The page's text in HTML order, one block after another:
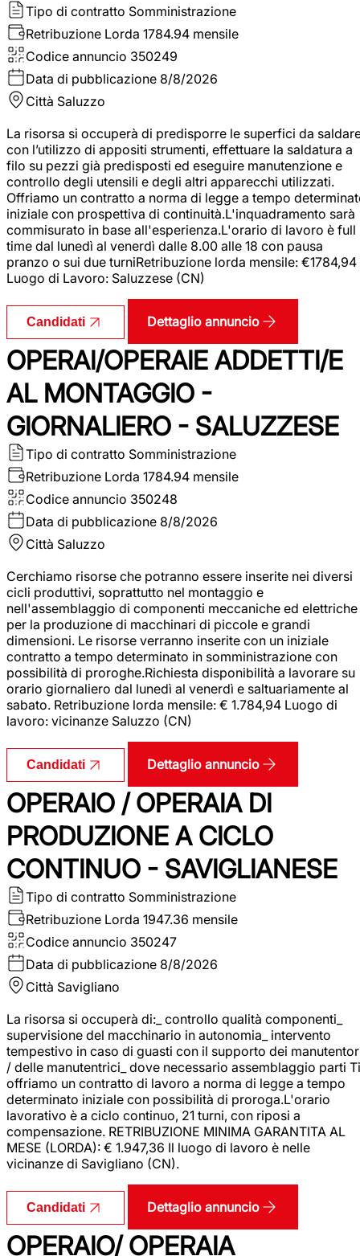
Tipo di contratto Somministrazione
Retribuzione Lorda 1784.94 mensile
Codice annuncio 350249
Data di pubblicazione 8/8/2026
Città Saluzzo
La risorsa si occuperà di predisporre le superfici da
con l’utilizzo di appositi strumenti, effettuare la saldatura a
filo su pezzi già predisposti ed eseguire manutenzione e
controllo degli utensili e degli altri apparecchi utilizzati.
Offriamo un contratto a norma di legge a tempo
iniziale con prospettiva di continuità.L'inquadramento sarà
commisurato in base all'esperienza.L'orario di lavoro è full
time dal lunedì al venerdì dalle 8.00 alle 18 con pausa
pranzo o sui due turniRetribuzione lorda mensile: €1784,94
Luogo di Lavoro: Saluzzese (CN)
Candidati Dettaglio annuncio
OPERAI/OPERAIE ADDETTI/E
AL MONTAGGIO -
GIORNALIERO - SALUZZESE
Tipo di contratto Somministrazione
Retribuzione Lorda 1784.94 mensile
Codice annuncio 350248
Data di pubblicazione 8/8/2026
Città Saluzzo
Cerchiamo risorse che potranno essere inserite nei diversi
cicli produttivi, soprattutto nel montaggio e
nell'assemblaggio di componenti meccaniche ed elettriche
per la produzione di macchinari di piccole e grandi
dimensioni. Le risorse verranno inserite con un iniziale
contratto a tempo determinato in somministrazione con
possibilità di proroghe.Richiesta disponibilità a lavorare su
orario giornaliero dal lunedì al venerdì e saltuariamente al
sabato. Retribuzione lorda mensile: € 1.784,94 Luogo di
lavoro: vicinanze Saluzzo (CN)
Candidati Dettaglio annuncio
OPERAIO / OPERAIA DI
PRODUZIONE A CICLO
CONTINUO - SAVIGLIANESE
Tipo di contratto Somministrazione
Retribuzione Lorda 1947.36 mensile
Codice annuncio 350247
Data di pubblicazione 8/8/2026
Città Savigliano
La risorsa si occuperà di:_ controllo qualità componenti_
supervisione del macchinario in autonomia_ intervento
tempestivo in caso di guasti con il supporto dei
/ delle manutentrici_ dove necessario assemblaggio parti Ti
offriamo un contratto di lavoro a norma di legge a tempo
determinato iniziale con possibilità di proroga.L'orario
lavorativo è a ciclo continuo, 21 turni, con riposi a
compensazione. RETRIBUZIONE MINIMA GARANTITA AL
MESE (LORDA): € 1.947,36 Il luogo di lavoro è nelle
vicinanze di Savigliano (CN).
Candidati Dettaglio annuncio
OPERAIO/ OPERAIA